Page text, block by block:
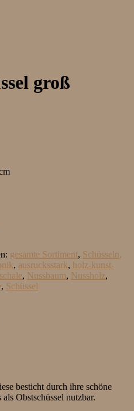
groß
gesamte Sortiment, Schüsseln,
, ausrucksstark, holz-kunst-
, Nussbaum, Nussholz,
, Schüssel
besticht durch ihre schöne
Obstschüssel nutzbar.